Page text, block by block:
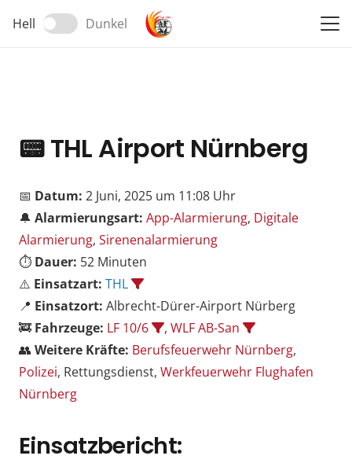
Hell Dunkel
📟THL Airport Nürnberg
📅 Datum: 2 Juni, 2025 um 11:08 Uhr
🔔 Alarmierungsart: App-Alarmierung, Digitale
Alarmierung, Sirenenalarmierung
⏱️ Dauer: 52 Minuten
⚠️ Einsatzart: THL
📍 Einsatzort: Albrecht-Dürer-Airport Nürberg
🚒 Fahrzeuge: LF 10/6 , WLF AB-San
👥 Weitere Kräfte: Berufsfeuerwehr Nürnberg,
Polizei, Rettungsdienst, Werkfeuerwehr Flughafen
Nürnberg
Einsatzbericht: